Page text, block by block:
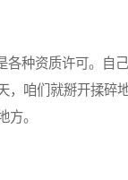
种资质许可。自
，咱们就掰开揉碎
。